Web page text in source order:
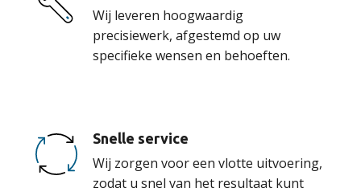
Wij leveren hoogwaardig
precisiewerk, afgestemd op uw
specifieke wensen en behoeften.
Snelle service
Wij zorgen voor een vlotte uitvoering,
zodat u snel van het resultaat kunt